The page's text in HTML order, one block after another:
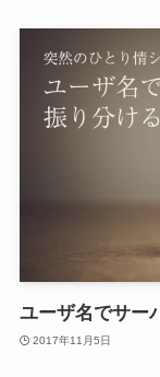
ユーザ名でサー
2017年11月5日